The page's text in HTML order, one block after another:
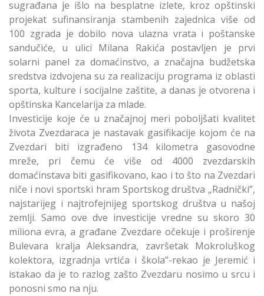
sugrađana je išlo na besplatne izlete, kroz opštinski
projekat sufinansiranja stambenih zajednica više od
100 zgrada je dobilo nova ulazna vrata i poštanske
sandučiće, u ulici Milana Rakića postavljen je prvi
solarni panel za domaćinstvo, a značajna budžetska
sredstva izdvojena su za realizaciju programa iz oblasti
sporta, kulture i socijalne zaštite, a danas je otvorena i
opštinska Kancelarija za mlade.
Investicije koje će u značajnoj meri poboljšati kvalitet
života Zvezdaraca je nastavak gasifikacije kojom će na
Zvezdari biti izgrađeno 134 kilometra gasovodne
mreže, pri čemu će više od 4000 zvezdarskih
domaćinstava biti gasifikovano, kao i to što na Zvezdari
niče i novi sportski hram Sportskog društva „Radnički”,
najstarijeg i najtrofejnijeg sportskog društva u našoj
zemlji. Samo ove dve investicije vredne su skoro 30
miliona evra, a građane Zvezdare očekuje i proširenje
Bulevara kralja Aleksandra, završetak Mokroluškog
kolektora, izgradnja vrtića i škola”-rekao je Jeremić i
istakao da je to razlog zašto Zvezdaru nosimo u srcu i
ponosni smo na nju.